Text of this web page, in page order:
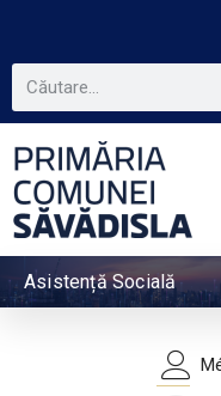
Asistență Socială